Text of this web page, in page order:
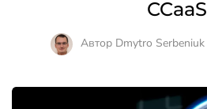
CCaaS
Автор Dmytro Serbeniuk